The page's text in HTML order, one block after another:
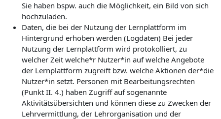
Sie haben bspw. auch die Möglichkeit, ein Bild von sich
hochzuladen.
Daten, die bei der Nutzung der Lernplattform im
Hintergrund erhoben werden (Logdaten) Bei jeder
Nutzung der Lernplattform wird protokolliert, zu
welcher Zeit welche*r Nutzer*in auf welche Angebote
der Lernplattform zugreift bzw. welche Aktionen der*die
Nutzer*in setzt. Personen mit Bearbeitungsrechten
(Punkt II. 4.) haben Zugriff auf sogenannte
Aktivitätsübersichten und können diese zu Zwecken der
Lehrvermittlung, der Lehrorganisation und der